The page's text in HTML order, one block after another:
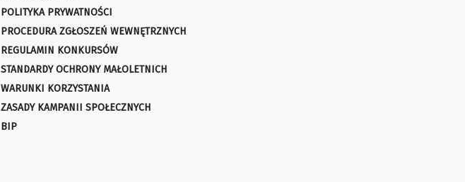
POLITYKA PRYWATNOŚCI
PROCEDURA ZGŁOSZEŃ WEWNĘTRZNYCH
REGULAMIN KONKURSÓW
STANDARDY OCHRONY MAŁOLETNICH
WARUNKI KORZYSTANIA
ZASADY KAMPANII SPOŁECZNYCH
BIP